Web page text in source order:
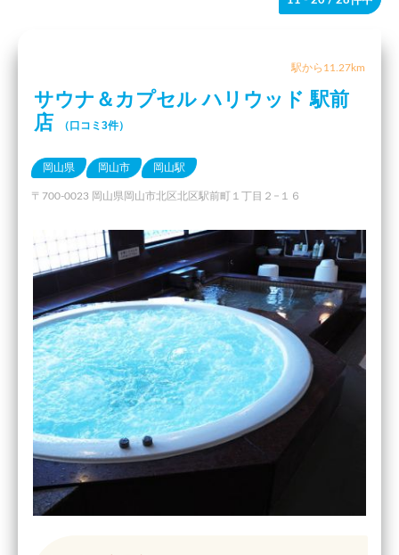
駅から11.27km
サウナ＆カプセル ハリウッド 駅前
店
（口コミ3件）
岡山県 岡山市 岡山駅
〒700-0023 岡山県岡山市北区北区駅前町１丁目２−１６